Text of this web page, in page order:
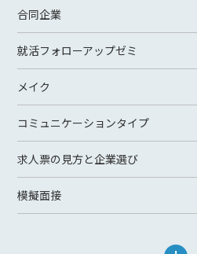
合同企業
就活フォローアップゼミ
メイク
コミュニケーションタイプ
求人票の見方と企業選び
模擬面接